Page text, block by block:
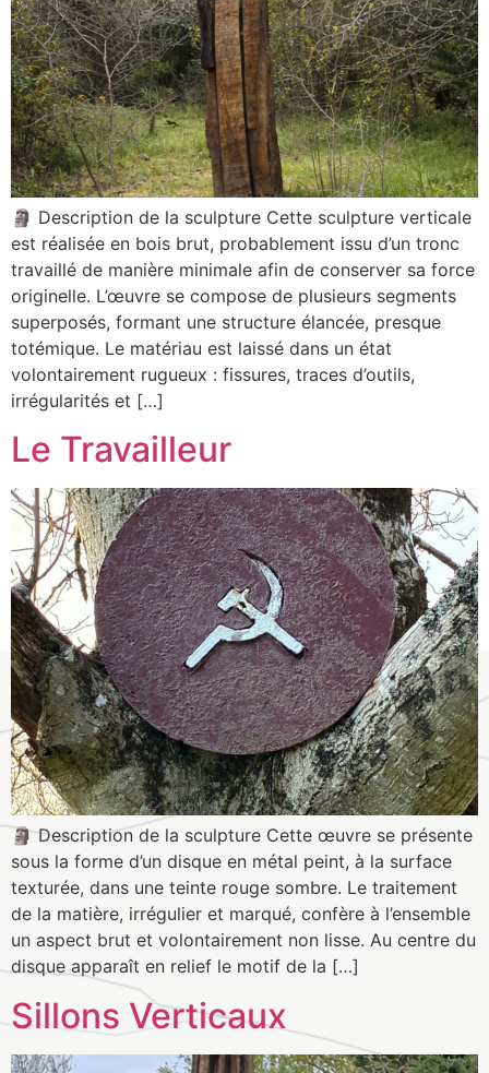
🗿 Description de la sculpture Cette sculpture verticale
est réalisée en bois brut, probablement issu d’un tronc
travaillé de manière minimale afin de conserver sa force
originelle. L’œuvre se compose de plusieurs segments
superposés, formant une structure élancée, presque
totémique. Le matériau est laissé dans un état
volontairement rugueux : fissures, traces d’outils,
irrégularités et […]
Le Travailleur
🗿 Description de la sculpture Cette œuvre se présente
sous la forme d’un disque en métal peint, à la surface
texturée, dans une teinte rouge sombre. Le traitement
de la matière, irrégulier et marqué, confère à l’ensemble
un aspect brut et volontairement non lisse. Au centre du
disque apparaît en relief le motif de la […]
Sillons Verticaux